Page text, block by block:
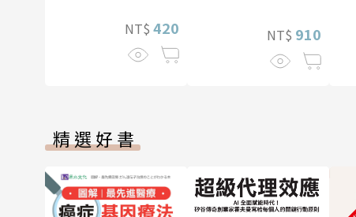
NT$ 420 NT$ 910
精選好書